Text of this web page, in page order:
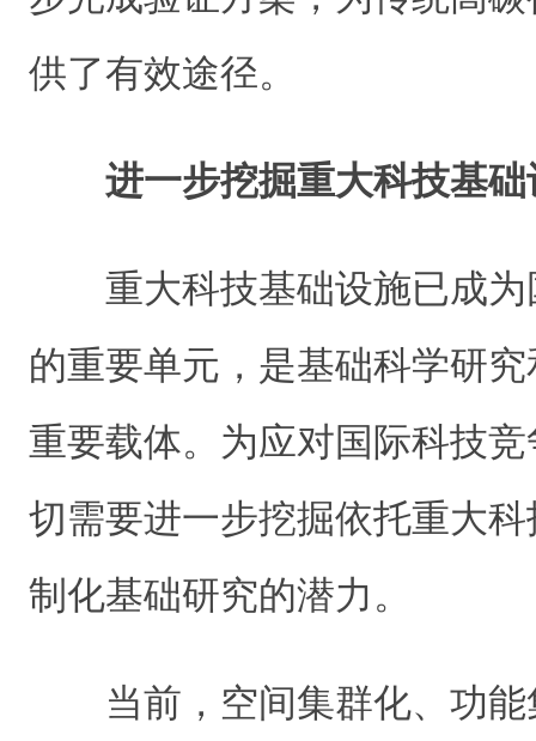
供了有效途径。
进一步挖掘重大科技基
重大科技基础设施已成
的重要单元，是基础科学研
重要载体。为应对国际科技
切需要进一步挖掘依托重大
制化基础研究的潜力。
当前，空间集群化、功